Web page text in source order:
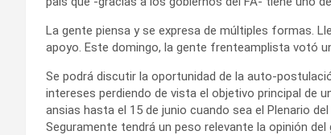
La gente piensa y se expresa de múltiples formas.
apoyo. Este domingo, la gente frenteamplista votó
Se podrá discutir la oportunidad de la auto-
intereses perdiendo de vista el objetivo principal de
ansias hasta el 15 de junio cuando sea el Plenario
Seguramente tendrá un peso relevante la opinión